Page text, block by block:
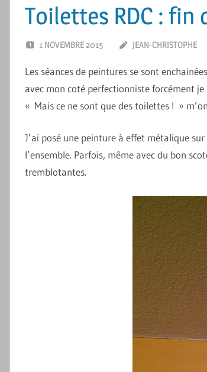
Toilettes RDC : fin
1 NOVEMBRE 2015 JEAN-CHRISTOPHE
Les séances de peintures se sont
avec mon coté perfectionniste forcément
« Mais ce ne sont que des toilettes ! »
J’ai posé une peinture à effet métalique
l’ensemble. Parfois, même avec du bon
tremblotantes.